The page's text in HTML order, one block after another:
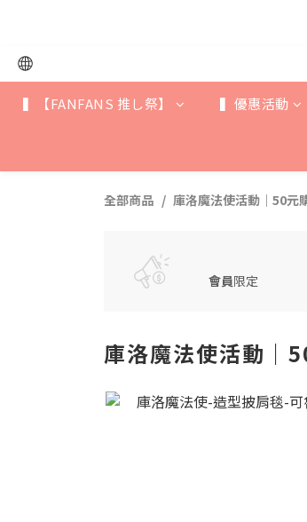
▍【FANFANS 推し祭】 ▍優惠活動
全部商品 庫洛魔法使活動｜50元
會員限定
庫洛魔法使活動｜